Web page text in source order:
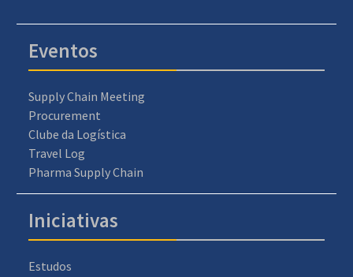
Eventos
Supply Chain Meeting
Procurement
Clube da Logística
Travel Log
Pharma Supply Chain
Iniciativas
Estudos